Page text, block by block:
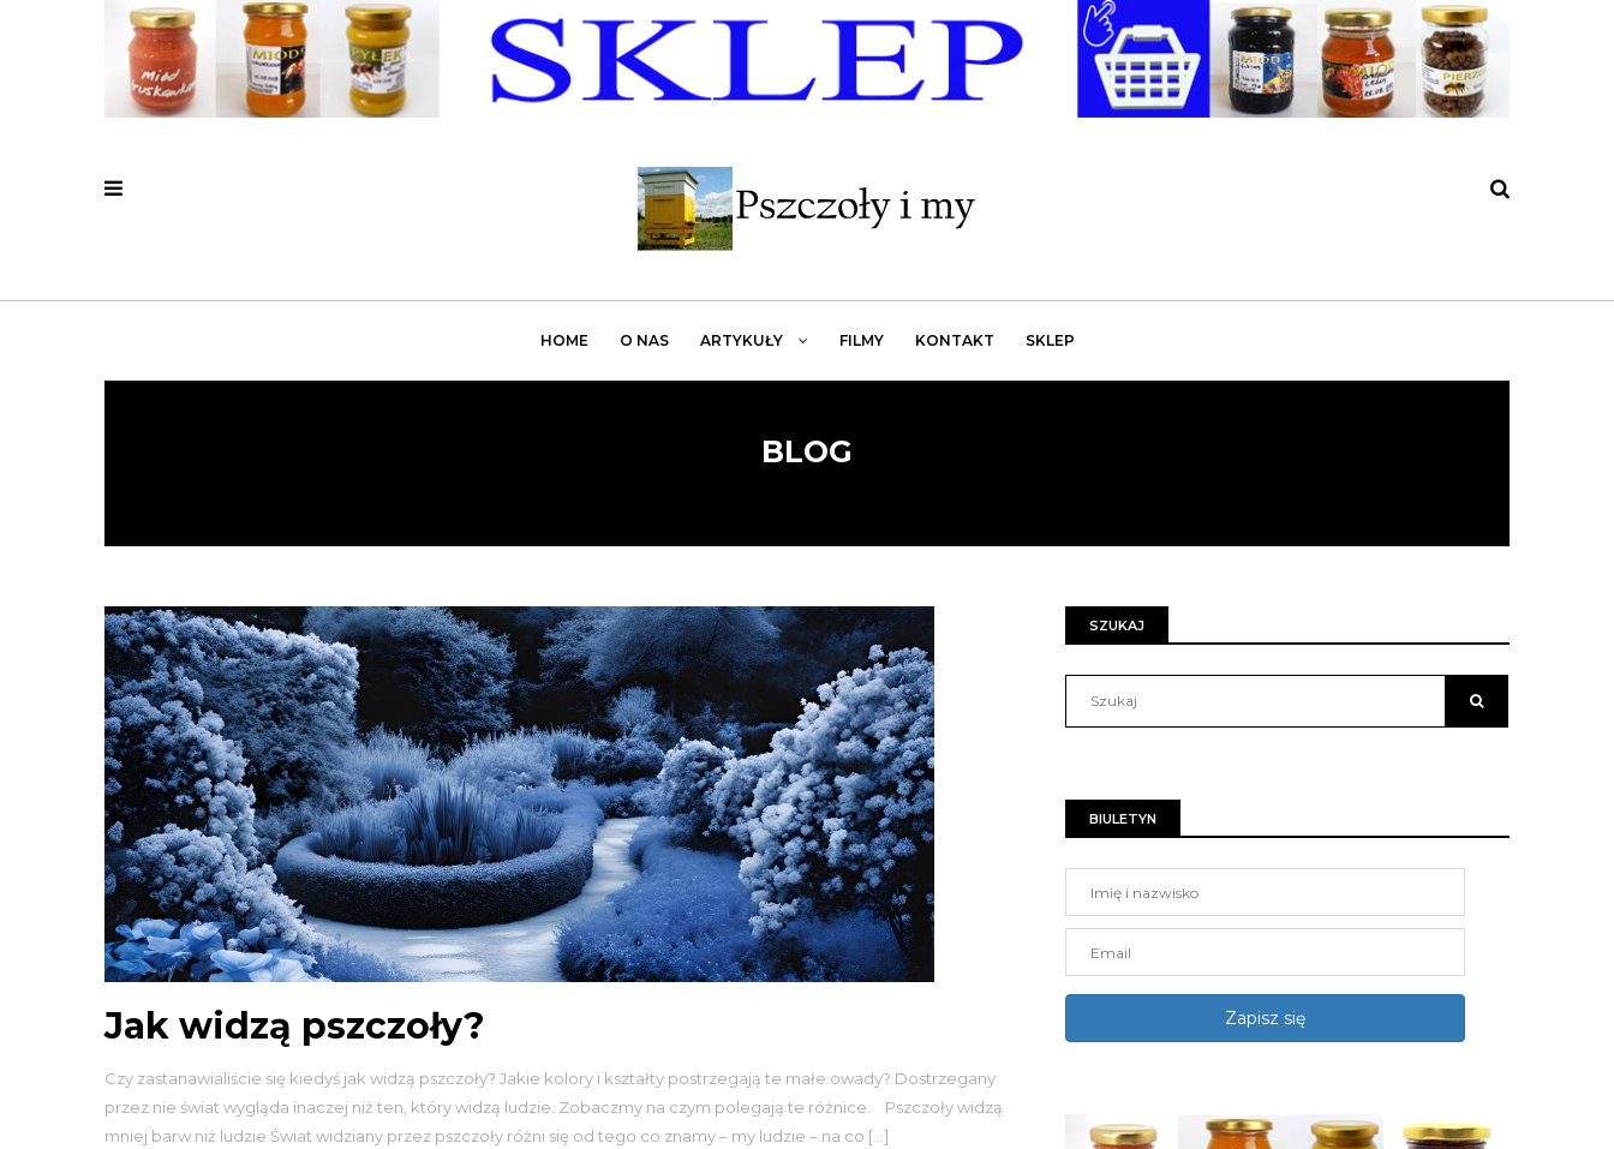
HOME O NAS ARTYKUŁY FILMY KONTAKT SKLEP
BLOG
Jak widzą pszczoły?
Czy zastanawialiście się kiedyś jak widzą pszczoły? Jakie kolory i kształty postrzegają te małe owady? Dostrzegany
przez nie świat wygląda inaczej niż ten, który widzą ludzie. Zobaczmy na czym polegają te różnice. Pszczoły widzą
mniej barw niż ludzie Świat widziany przez pszczoły różni się od tego co znamy – my ludzie – na co […]
SZUKAJ
BIULETYN